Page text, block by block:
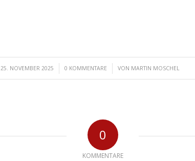
25. NOVEMBER 2025
/ 0 KOMMENTARE
/ VON MARTIN MOSCHEL
0
KOMMENTARE